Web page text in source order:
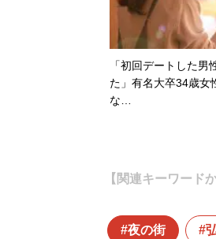
「初回デートした男
た」有名大卒34歳女
な…
【関連キーワード
夜の街